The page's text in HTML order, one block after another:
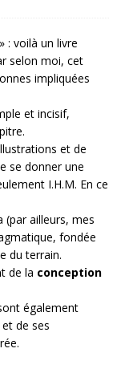
» : voilà un livre
selon moi, cet
impliquées
et incisif,
et de
se donner une
I.H.M. En ce
(par ailleurs, mes
fondée
du terrain.
de la conception
également
et de ses